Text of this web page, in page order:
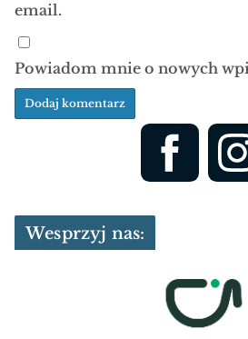
email.
Powiadom mnie o nowych
Wesprzyj nas: